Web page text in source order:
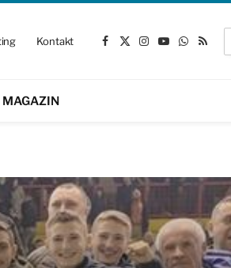
Kontakt
Facebook
X
Instagram
YouTube
WhatsApp
RSS
MAGAZIN